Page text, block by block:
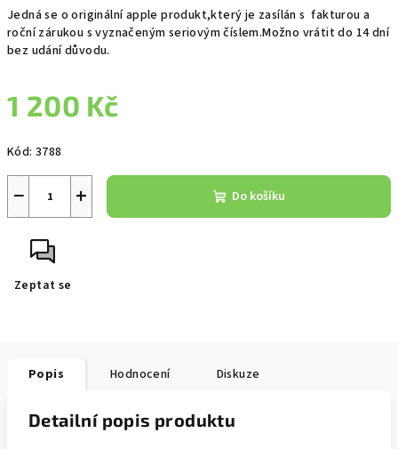
Jedná se o originální apple produkt,který je zasílán s fakturou a
roční zárukou s vyznačeným seriovým číslem.Možno vrátit do 14 dní
bez udání důvodu.
1 200 Kč
cena:
Kód: 3788
+
− Do košíku
Zeptat se
Popis Hodnocení Diskuze
Detailní popis produktu